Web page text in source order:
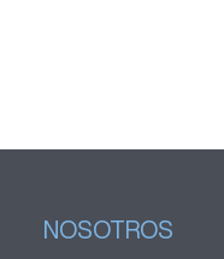
NOSOTROS